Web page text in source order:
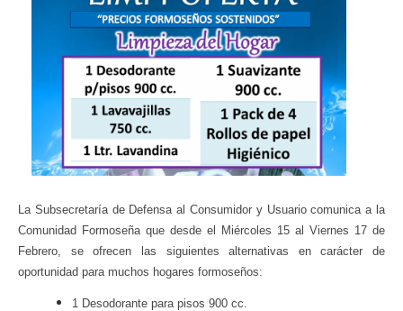
La Subsecretaría de Defensa al Consumidor y Usuario comunica a la
Comunidad Formoseña que desde el Miércoles 15 al Viernes 17 de
Febrero, se ofrecen las siguientes alternativas en carácter de
oportunidad para muchos hogares formoseños:
1 Desodorante para pisos 900 cc.